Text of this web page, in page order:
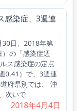
感染症、3週連
日、2018年第
の「感染症週
ス感染症の定点
0.41）で、3週連
府県別では、 沖
次いで
2018年4月4日